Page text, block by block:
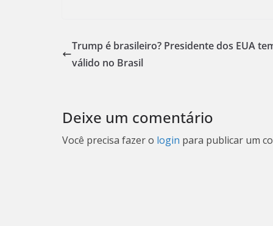
Trump é brasileiro? Presidente dos EUA
válido no Brasil
Deixe um comentário
Você precisa fazer o login para publicar um